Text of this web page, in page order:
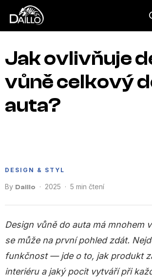
obsah
Jak ovlivňuje
vůně celkový
auta?
DESIGN & STYL
By Daillo · 2025 · 5 min čtení
Design vůně do auta má mnohem
se může na první pohled zdát.
funkčnost — jde o to, jak produkt
interiéru a jaký pocit vytváří při